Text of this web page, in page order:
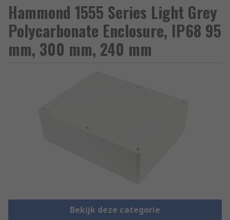
Hammond 1555 Series Light Grey
Polycarbonate Enclosure, IP68 95
mm, 300 mm, 240 mm
Bekijk deze categorie